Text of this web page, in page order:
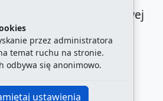
przez administratora
temat ruchu na stronie.
odbywa się anonimowo.
ustawienia
Plac Armii Krajowej
208104979/ aktualna strona:
strony